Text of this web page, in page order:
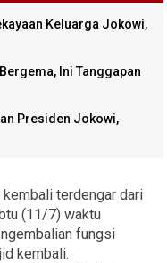
Keluarga Jokowi,
Ini Tanggapan
Presiden Jokowi,
kembali terdengar dari
(11/7) waktu
fungsi
kembali.